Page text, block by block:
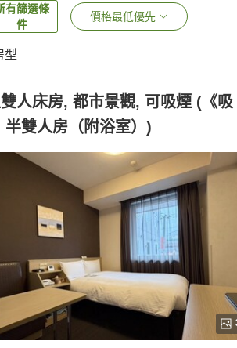
有篩選條
件
價格最低優先
型
人床房, 都市景觀, 可吸煙 (《吸
半雙人房（附浴室）)